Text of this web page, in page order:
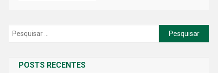
Pesquisar
por:
POSTS RECENTES